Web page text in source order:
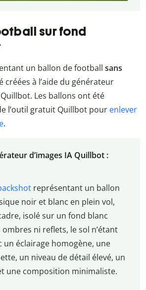
sur fond
un ballon de football sans
créées à l’aide du générateur
Quillbot. Les ballons ont été
l’outil gratuit Quillbot pour enlever
.
d’images IA Quillbot :
représentant un ballon
noir et blanc en plein vol,
isolé sur un fond blanc
ni reflets, le sol n’étant
un éclairage homogène, une
un niveau de détail élevé, un
une composition minimaliste.